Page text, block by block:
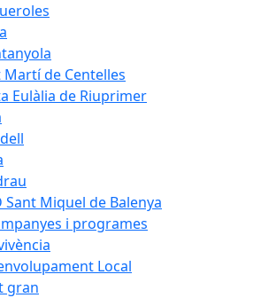
Martí de Centelles
Eulàlia de Riuprimer
Sant Miquel de Balenya
i programes
Local
gran